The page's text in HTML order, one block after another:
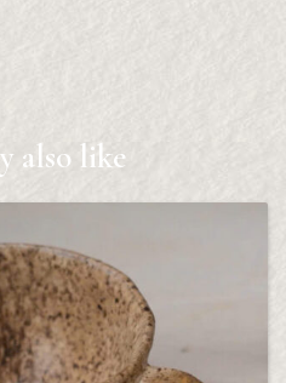
also like